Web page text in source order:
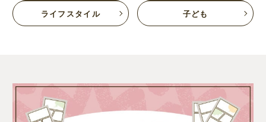
ライフスタイル 子ども